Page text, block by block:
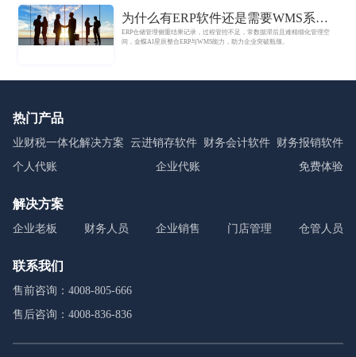
为什么有ERP软件还是需要WMS系
统？金蝶AI星辰一体化协同
ERP仓储管理侧重结果记录，过程管控不足，常数据滞后且难精细化管理空
间，金蝶AI星辰整合ERP与WMS能力，助力企业突破瓶颈。
热门产品
业财税一体化解决方案 云进销存软件 财务会计软件 财务报销软件
个人代账
企业代账 免费体验
解决方案
企业老板 财务人员 企业销售 门店管理 仓管人员
联系我们
售前咨询：4008-805-666
售后咨询：4008-836-836